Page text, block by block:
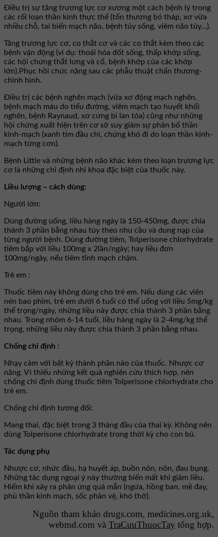
Ðiều trị sự tăng trương lực cơ xương một cách bệnh lý trong
các rối loạn thần kinh thực thể (tổn thương bó tháp, xơ vữa
nhiều chỗ, tai biến mạch não, bệnh tủy sống, viêm não tủy…).
Tăng trương lực cơ, co thắt cơ và các co thắt kèm theo các
bệnh vận động (ví dụ: thoái hóa đốt sống, thấp khớp sống,
các hội chứng thắt lưng và cổ, bệnh khớp của các khớp
lớn).Phục hồi chức năng sau các phẫu thuật chấn thương-
chỉnh hình.
Ðiều trị các bệnh nghẽn mạch (vữa xơ động mạch nghẽn,
bệnh mạch máu do tiểu đường, viêm mạch tạo huyết khối
nghẽn, bệnh Raynaud, xơ cứng bì lan tỏa) cũng như những
hội chứng xuất hiện trên cơ sở suy giảm sự phân bố thần
kinh-mạch (xanh tím đầu chi, chứng khó đi do loạn thần kinh-
mạch từng cơn).
Bệnh Little và những bệnh não khác kèm theo loạn trương lực
cơ là những chỉ định nhi khoa đặc biệt của thuốc này.
Liều lượng – cách dùng:
Người lớn:
Dùng đường uống, liều hàng ngày là 150-450mg, được chia
thành 3 phần bằng nhau tùy theo nhu cầu và dung nạp của
từng người bệnh. Dùng đường tiêm, Tolperisone chlorhydrate
tiêm bắp với liều 100mg x 2lần/ngày; hay liều đơn
100mg/ngày, nếu tiêm tĩnh mạch chậm.
Trẻ em :
Thuốc tiêm này không dùng cho trẻ em. Nếu dùng các viên
nén bao phim, trẻ em dưới 6 tuổi có thể uống với liều 5mg/kg
thể trọng/ngày, những liều này được chia thành 3 phần bằng
nhau. Trong nhóm 6-14 tuổi, liều hàng ngày là 2-4mg/kg thể
trọng, những liều này được chia thành 3 phần bằng nhau.
Chống chỉ định :
Nhạy cảm với bất kỳ thành phần nào của thuốc. Nhược cơ
năng. Vì thiếu những kết quả nghiên cứu thích hợp, nên
chống chỉ định dùng thuốc tiêm Tolperisone chlorhydrate cho
trẻ em.
Chống chỉ định tương đối:
Mang thai, đặc biệt trong 3 tháng đầu của thai kỳ. Không nên
dùng Tolperisone chlorhydrate trong thời kỳ cho con bú.
Tác dụng phụ
Nhược cơ, nhức đầu, hạ huyết áp, buồn nôn, nôn, đau bụng.
Những tác dụng ngoại ý này thường biến mất khi giảm liều.
Hiếm khi xảy ra phản ứng quá mẫn (ngứa, hồng ban, mề đay,
phù thần kinh mạch, sốc phản vệ, khó thở).
Nguồn tham khảo drugs.com, medicines.org.uk,
webmd.com và TraCuuThuocTay tổng hợp.